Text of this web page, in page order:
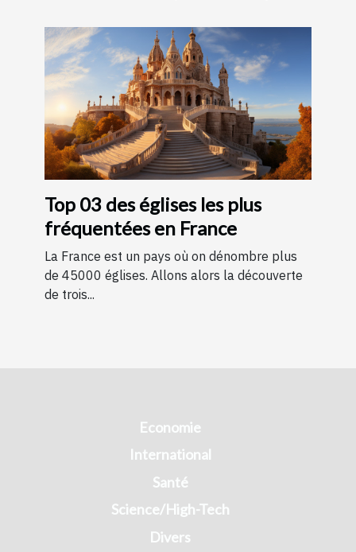
Top 03 des églises les plus
fréquentées en France
La France est un pays où on dénombre plus
de 45000 églises. Allons alors la découverte
de trois...
Economie
International
Santé
Science/High-Tech
Divers